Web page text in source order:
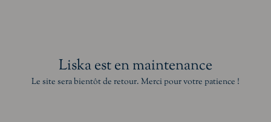
Liska est en maintenance
Le site sera bientôt de retour. Merci pour votre patience !